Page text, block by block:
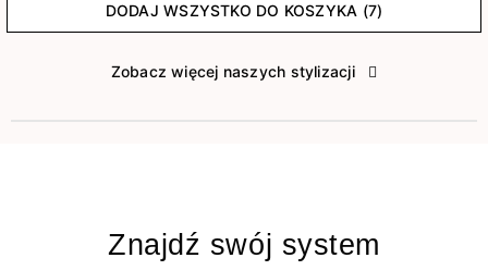
DODAJ WSZYSTKO DO KOSZYKA (7)
Zobacz więcej naszych stylizacji
Znajdź swój system